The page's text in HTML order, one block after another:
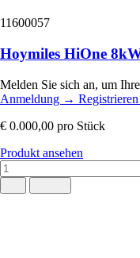
11600057
Hoymiles HiOne
Melden Sie sich an, um
Anmeldung →
€ 0.000,00 pro Stück
Produkt ansehen